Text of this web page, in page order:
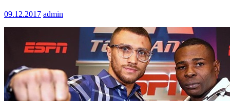
09.12.2017 admin